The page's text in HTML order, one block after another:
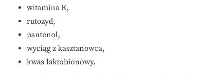
witamina K,
rutozyd,
pantenol,
wyciąg z kasztanowca,
kwas laktobionowy.